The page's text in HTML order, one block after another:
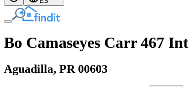
Bo Camaseyes Carr 467
Aguadilla, PR 00603